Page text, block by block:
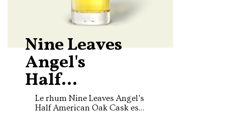
Nine Leaves
Angel's
Half...
Le rhum Nine Leaves Angel's
Half American Oak Cask est